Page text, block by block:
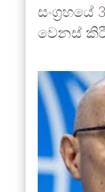
වෙනස්